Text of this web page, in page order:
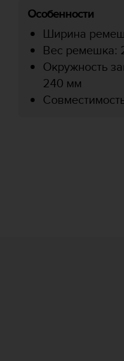
Особенности
Ширина
Вес ремешка:
Окружность
240 мм